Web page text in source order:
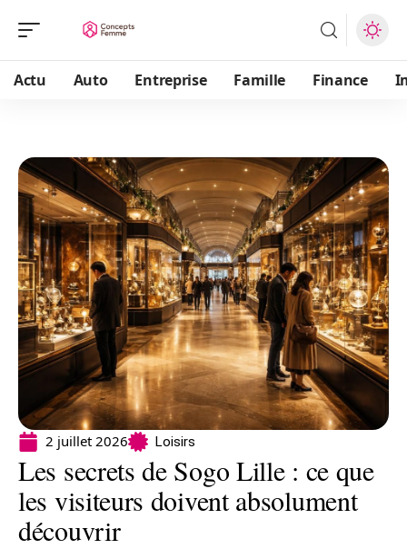
Actu Auto Entreprise Famille Finance
2 juillet 2026 Loisirs
Les secrets de Sogo Lille : ce que
les visiteurs doivent absolument
découvrir